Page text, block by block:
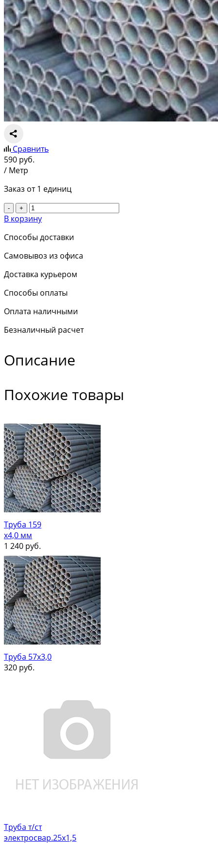
Сравнить
590 руб.
/ Метр
Заказ от 1 единиц
- +
В корзину
Способы доставки
Самовывоз из офиса
Доставка курьером
Способы оплаты
Оплата наличными
Безналичный расчет
Описание
Похожие товары
Труба 159
х4,0 мм
1 240 руб.
Труба 57х3,0
320 руб.
Труба т/ст
электросвар.25х1,5